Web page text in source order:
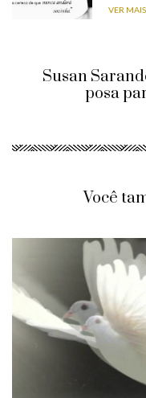
VER MAIS
Susan
posa
Você